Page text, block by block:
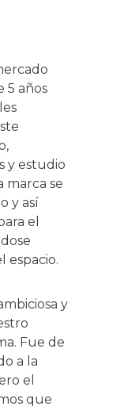
5 años
y estudio
marca se
y así
el
espacio.
y
Fue de
a la
el
que